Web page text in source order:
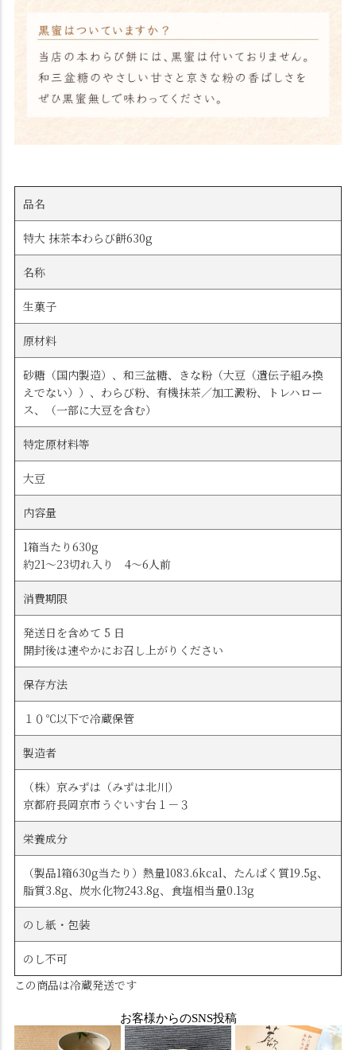
品名
特大 抹茶本わらび餅630g
名称
生菓子
原材料
砂糖（国内製造）、和三盆糖、きな粉（大豆（遺伝子組み換
えでない））、わらび粉、有機抹茶／加工澱粉、トレハロー
ス、（一部に大豆を含む）
特定原材料等
大豆
内容量
1箱当たり630g
約21～23切れ入り 4～6人前
消費期限
発送日を含めて 5 日
開封後は速やかにお召し上がりください
保存方法
１０℃以下で冷蔵保管
製造者
（株）京みずは（みずは北川）
京都府長岡京市うぐいす台１－３
栄養成分
（製品1箱630g当たり）熱量1083.6kcal、たんぱく質19.5g、
脂質3.8g、炭水化物243.8g、食塩相当量0.13g
のし紙・包装
のし不可
この商品は冷蔵発送です
お客様からのSNS投稿